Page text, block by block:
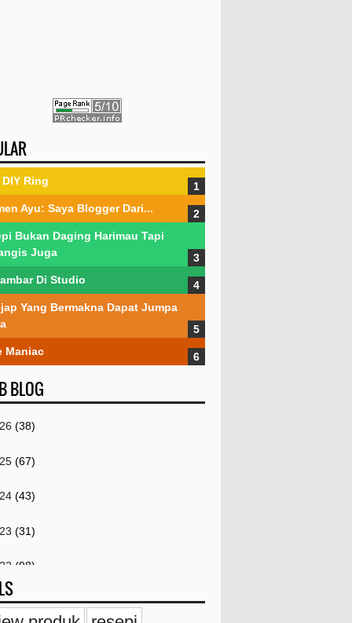
DIY Ring
Ayu: Saya Blogger Dari...
Bukan Daging Harimau Tapi
Juga
Di Studio
Yang Bermakna Dapat Jumpa
Maniac
BLOG
(38)
(67)
(43)
(31)
(98)
(259)